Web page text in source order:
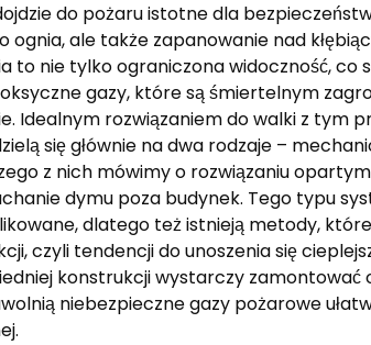
do pożaru istotne dla
ognia, ale także zapanowanie nad
to nie tylko ograniczona widoczność, co
gazy, które są śmiertelnym
Idealnym rozwiązaniem do walki z tym
się głównie na dwa rodzaje –
z nich mówimy o rozwiązaniu
dymu poza budynek. Tego typu
dlatego też istnieją metody,
czyli tendencji do unoszenia się
konstrukcji wystarczy
niebezpieczne gazy pożarowe